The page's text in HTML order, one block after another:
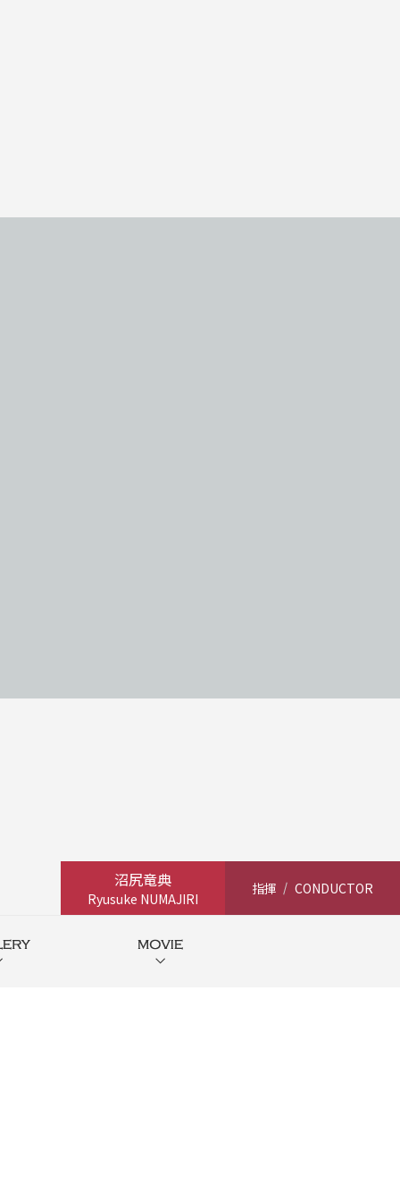
沼尻竜典
Ryusuke NUMAJIRI
指揮 CONDUCTOR